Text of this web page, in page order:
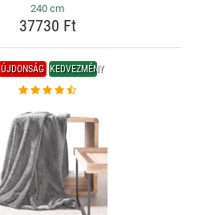
240 cm
37730 Ft
ÚJDONSÁG KEDVEZMÉNY